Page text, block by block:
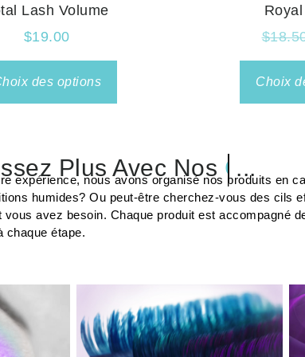
Lash Volume
$19.00
des options
$
Choix
Plus Avec Nos Cils
expérience, nous avons organisé nos produits en
humides? Ou peut-être cherchez-vous des cils
avez besoin. Chaque produit est accompagné
chaque étape.